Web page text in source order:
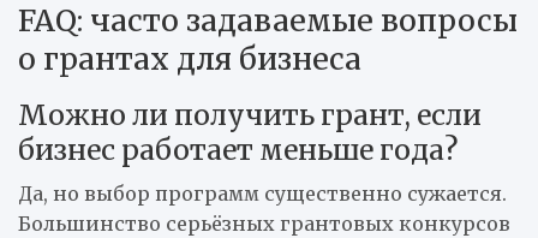
FAQ: часто задаваемые вопросы
о грантах для бизнеса
Можно ли получить грант, если
бизнес работает меньше года?
Да, но выбор программ существенно сужается.
Большинство серьёзных грантовых конкурсов